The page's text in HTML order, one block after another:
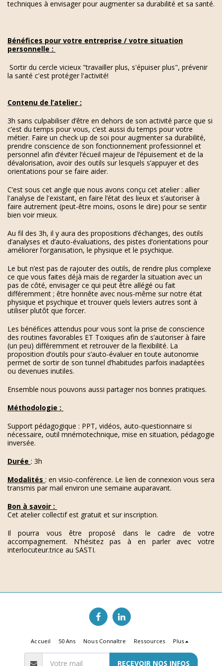
techniques à envisager pour augmenter sa durabilité et sa santé.
Bénéfices pour votre entreprise / votre situation
personnelle :
Sortir du cercle vicieux "travailler plus, s'épuiser plus", prévenir
la santé c'est protéger l'activité!
Contenu de l’atelier :
3h sans culpabiliser d’être en dehors de son activité parce que si
c’est du temps pour vous, c’est aussi du temps pour votre
métier. Faire un check up de soi pour augmenter sa durabilité,
prendre conscience de son fonctionnement professionnel et
personnel afin d’éviter l’écueil majeur de l’épuisement et de la
dévalorisation, avoir des outils sur lesquels s’appuyer et des
orientations pour se faire aider.
C’est sous cet angle que nous avons conçu cet atelier : allier
l'analyse de l'existant, en faire l’état des lieux et s’autoriser à
faire autrement (peut-être moins, osons le dire) pour se sentir
bien voir mieux.
Au fil des 3h, il y aura des propositions d’échanges, des outils
d’analyses et d’auto-évaluations, des pistes d’orientations pour
améliorer l’organisation, le physique et le psychique.
Le but n’est pas de rajouter des outils, de rendre plus complexe
ce que vous faites déjà mais de regarder la situation avec un
pas de côté, envisager ce qui peut être allégé ou fait
différemment ; être honnête avec nous-même sur notre état
physique et psychique et trouver quels leviers autres sont à
utiliser plutôt que forcer.
Les bénéfices attendus pour vous sont la prise de conscience
des routines favorables ET Toxiques afin de s’autoriser à faire
(un peu) différemment et retrouver de la flexibilité. La
proposition d’outils pour s’auto-évaluer en toute autonomie
permet de sortir de son tunnel d’habitudes parfois inadaptées
ou devenues inutiles.
Ensemble nous pouvons aussi partager nos bonnes pratiques.
Méthodologie :
Support pédagogique : PPT, vidéos, auto-questionnaire si
nécessaire, outil mnémotechnique, mise en situation, pédagogie
inversée.
Durée : 3h
Modalités: en visio-conférence. Le lien de connexion vous sera
transmis par mail environ une semaine auparavant.
Bon à savoir :
Cet atelier collectif est gratuit et sur inscription.
Il pourra vous être proposé dans le cadre de votre
accompagnement. N'hésitez pas à en parler avec votre
interlocuteur.trice au SASTI.
Accueil 50 Ans Nous Connaître Ressources Plus
RECEVOIR NOS INFOS